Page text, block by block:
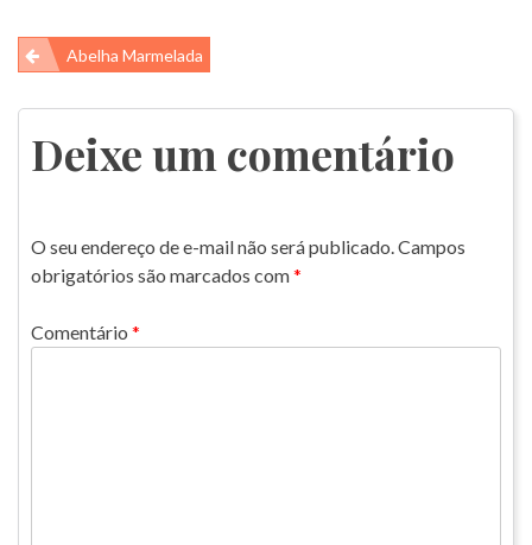
Navegação
de
Post
Abelha Marmelada
Deixe um comentário
O seu endereço de e-mail não será publicado.Campos
obrigatórios são marcados com*
Comentário *